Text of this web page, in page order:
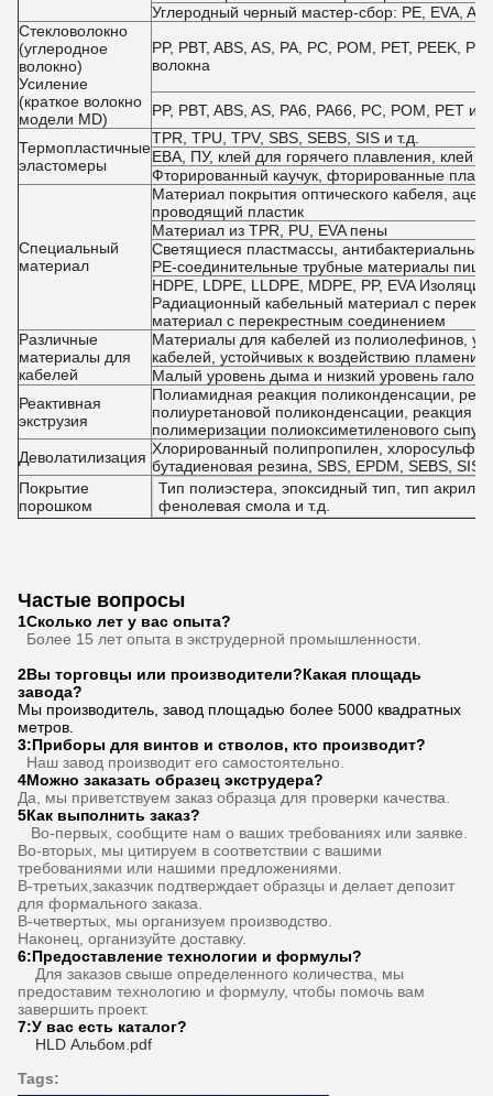
Углеродный черный мастер-сбор: PE, EVA,
Стекловолокно
(углеродное
волокно)
Усиление
(краткое волокно
модели MD)
PP, PBT, ABS, AS, PA, PC, POM, PET, PEEK,
волокна
PP, PBT, ABS, AS, PA6, PA66, PC, POM, PET и
Термопластичные
эластомеры
TPR, TPU, TPV, SBS, SEBS, SIS и т.д.
ЕВА, ПУ, клей для горячего плавления, клей
Фторированный каучук, фторированные
Специальный
материал
Материал покрытия оптического кабеля,
проводящий пластик
Материал из TPR, PU, EVA пены
Светящиеся пластмассы,
PE-соединительные трубные материалы
HDPE, LDPE, LLDPE, MDPE, PP, EVA
Радиационный кабельный материал с
материал с перекрестным соединением
Различные
материалы для
кабелей
Материалы для кабелей из полиолефинов,
кабелей, устойчивых к воздействию
Малый уровень дыма и низкий уровень
Реактивная
экструзия
Полиамидная реакция поликонденсации,
полиуретановой поликонденсации, реакция
полимеризации полиоксиметиленового
Деволатилизация Хлорированный полипропилен,
бутадиеновая резина, SBS, EPDM, SEBS, SIS
Покрытие
порошком
Тип полиэстера, эпоксидный тип, тип
фенолевая смола и т.д.